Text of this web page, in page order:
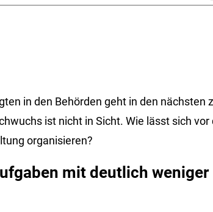
in den Behörden geht in den nächsten
ist nicht in Sicht. Wie lässt sich vor
organisieren?
mit deutlich weniger